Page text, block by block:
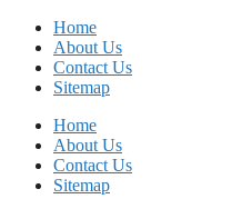
Skip
content
Home
About Us
Contact Us
Sitemap
Home
About Us
Contact Us
Sitemap